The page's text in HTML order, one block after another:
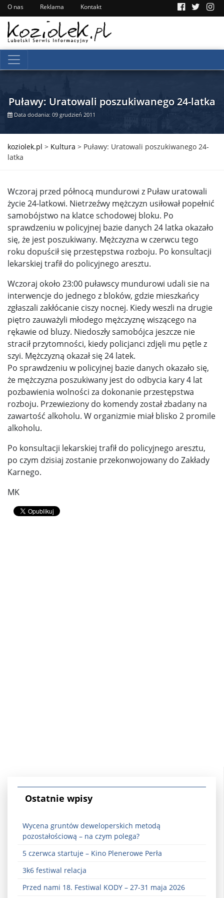
O nas Reklama Kontakt
Puławy: Uratowali poszukiwanego 24-latka
Data dodania: 09 grudzień 2011
koziolek.pl > Kultura > Puławy: Uratowali poszukiwanego 24-
latka
Wczoraj przed północą mundurowi z Puław uratowali
życie 24-latkowi. Nietrzeźwy mężczyzn usiłował popełnić
samobójstwo na klatce schodowej bloku. Po
sprawdzeniu w policyjnej bazie danych 24 latka okazało
się, że jest poszukiwany. Mężczyzna w czerwcu tego
roku dopuścił się przestępstwa rozboju. Po konsultacji
lekarskiej trafił do policyjnego aresztu.
Wczoraj około 23:00 puławscy mundurowi udali sie na
interwencje do jednego z bloków, gdzie mieszkańcy
zgłaszali zakłócanie ciszy nocnej. Kiedy weszli na drugie
piętro zauważyli młodego mężczyznę wiszącego na
rękawie od bluzy. Niedoszły samobójca jeszcze nie
stracił przytomności, kiedy policjanci zdjęli mu pętle z
szyi. Mężczyzną okazał się 24 latek.
Po sprawdzeniu w policyjnej bazie danych okazało się,
że mężczyzna poszukiwany jest do odbycia kary 4 lat
pozbawienia wolności za dokonanie przestępstwa
rozboju. Przewieziony do komendy został zbadany na
zawartość alkoholu. W organizmie miał blisko 2 promile
alkoholu.
Po konsultacji lekarskiej trafił do policyjnego aresztu,
po czym dzisiaj zostanie przekonwojowany do Zakłady
Karnego.
MK
Ostatnie wpisy
Wycena gruntów deweloperskich metodą
pozostałościową – na czym polega?
5 czerwca startuje – Kino Plenerowe Perła
3k6 festiwal relacja
Przed nami 18. Festiwal KODY – 27-31 maja 2026